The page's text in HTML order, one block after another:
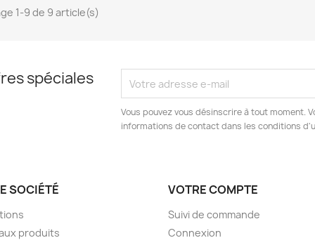
1-9 de 9 article(s)
spéciales
Vous pouvez vous désinscrire à tout moment.
informations de contact dans les conditions
SOCIÉTÉ
produits
VOTRE COMPTE
Suivi de commande
Connexion